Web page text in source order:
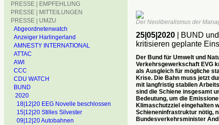
PRESSE | EMPFEHLUNG
PRESSE | MITTEILUNGEN
PRESSE | UMZU
Abgeordnetenwatch
Anzeiger Harlingerland
AMNESTY INTERNATIONAL
ATTAC
AWI
CCC
CDU WATCH
BUND
2020
18|12|20 EEG Novelle beschlossen
15|12|20 Stilles Silvester
09|12|20 Autobahnen
Der Neoliberalismus der
25|05|2020| BUND und
kritisieren geplante
Der Bund für Umwelt und
Verkehrsgewerkschaft EVG
als Ausgleich für mögliche
Krise. Die Bahn muss jetzt
mit langfristig stabilen
sind die Schiene insgesamt
Bedeutung, um die
Klimaschutzziel eingehalten
Schieneninfrastruktur nötig,
Bundesverkehrsminister